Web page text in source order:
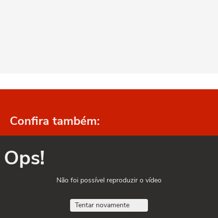
Confira também:
Ops!
Não foi possível reproduzir o vídeo
Tentar novamente